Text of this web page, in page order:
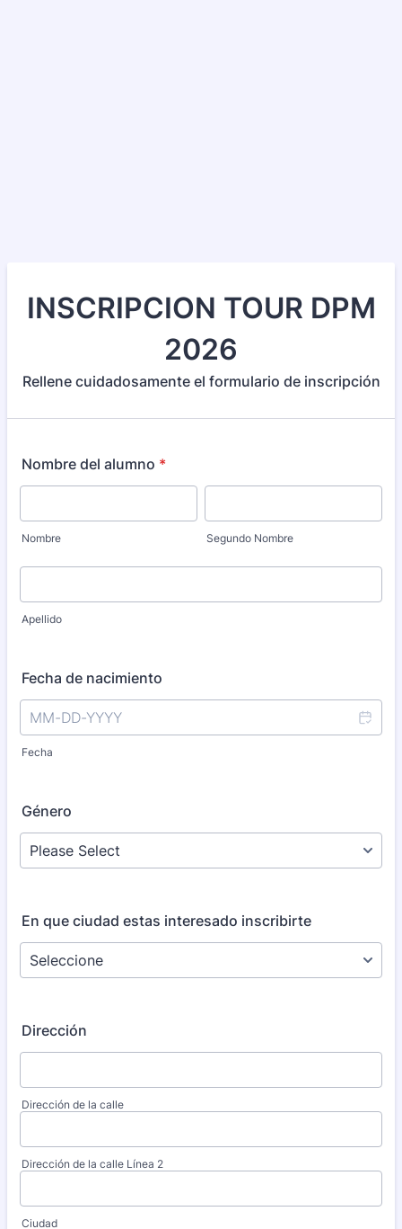
INSCRIPCION TOUR DPM
2026
Rellene cuidadosamente el formulario de inscripción
Nombre del alumno *
Nombre Segundo Nombre
Apellido
Fecha de nacimiento
Fecha
Género
En que ciudad estas interesado inscribirte
Dirección
Dirección de la calle
Dirección de la calle Línea 2
Ciudad